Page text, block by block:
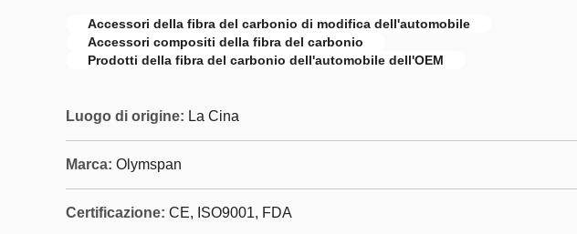
Accessori della fibra del carbonio di modifica dell'automobile
Accessori compositi della fibra del carbonio
Prodotti della fibra del carbonio dell'automobile dell'OEM
Luogo di origine: La Cina
Marca: Olymspan
Certificazione: CE, ISO9001, FDA